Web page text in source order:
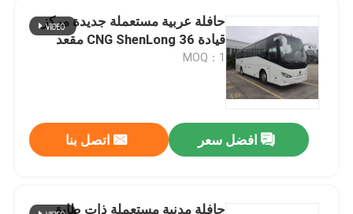
حافلة عربية مستعملة جديدة مركز
قيادة CNG ShenLong 36 مقعد
MOQ：1
افضل سعر اتصل بنا
حافلة مدنية مستعملة ذات طابق